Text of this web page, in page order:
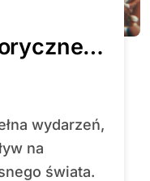
na
świata.